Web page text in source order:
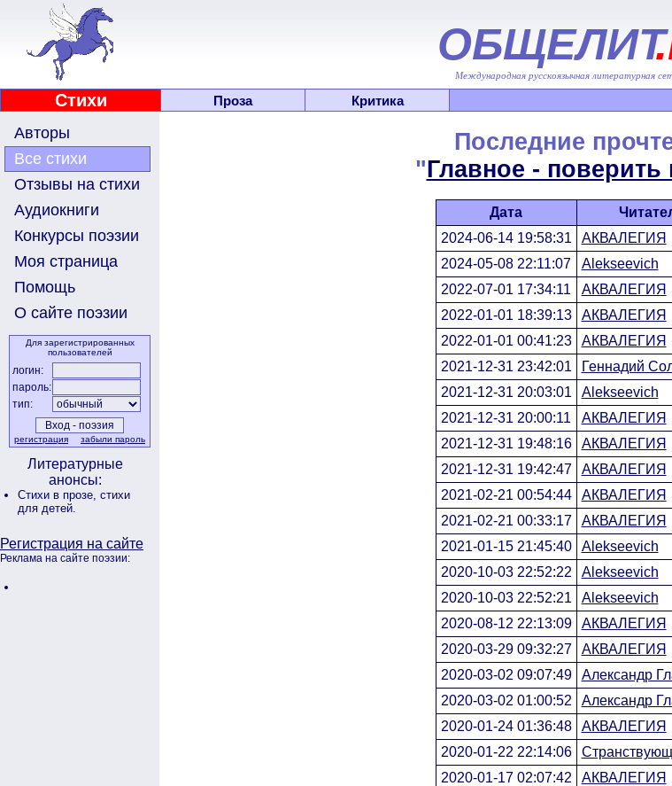
ОБЩЕЛИТ
Международная русскоязычная литературная
Стихи Проза Критика
Авторы
Все стихи
Отзывы на стихи
Аудиокниги
Конкурсы поэзии
Моя страница
Помощь
О сайте поэзии
Для зарегистрированных
пользователей
логин:
пароль:
тип:
регистрация забыли пароль
Литературные
анонсы:
Стихи в прозе, стихи
для детей.
Регистрация на сайте
Реклама на сайте поэзии:
Последние
"Главное - поверить
Дата
2024-06-14 19:58:31
АКВАЛЕГИЯ
2024-05-08 22:11:07
Alekseevich
2022-07-01 17:34:11
АКВАЛЕГИЯ
2022-01-01 18:39:13
АКВАЛЕГИЯ
2022-01-01 00:41:23
АКВАЛЕГИЯ
2021-12-31 23:42:01
Геннадий
2021-12-31 20:03:01
Alekseevich
2021-12-31 20:00:11
АКВАЛЕГИЯ
2021-12-31 19:48:16
АКВАЛЕГИЯ
2021-12-31 19:42:47
АКВАЛЕГИЯ
2021-02-21 00:54:44
АКВАЛЕГИЯ
2021-02-21 00:33:17
АКВАЛЕГИЯ
2021-01-15 21:45:40
Alekseevich
2020-10-03 22:52:22
Alekseevich
2020-10-03 22:52:21
Alekseevich
2020-08-12 22:13:09
АКВАЛЕГИЯ
2020-03-29 09:32:27
АКВАЛЕГИЯ
2020-03-02 09:07:49
Александр
2020-03-02 01:00:52
Александр
2020-01-24 01:36:48
АКВАЛЕГИЯ
2020-01-22 22:14:06
2020-01-17 02:07:42
АКВАЛЕГИЯ